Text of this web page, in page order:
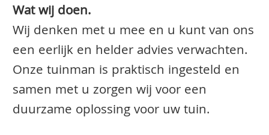
Wat wij doen.
Wij denken met u mee en u kunt van ons
een eerlijk en helder advies verwachten.
Onze tuinman is praktisch ingesteld en
samen met u zorgen wij voor een
duurzame oplossing voor uw tuin.